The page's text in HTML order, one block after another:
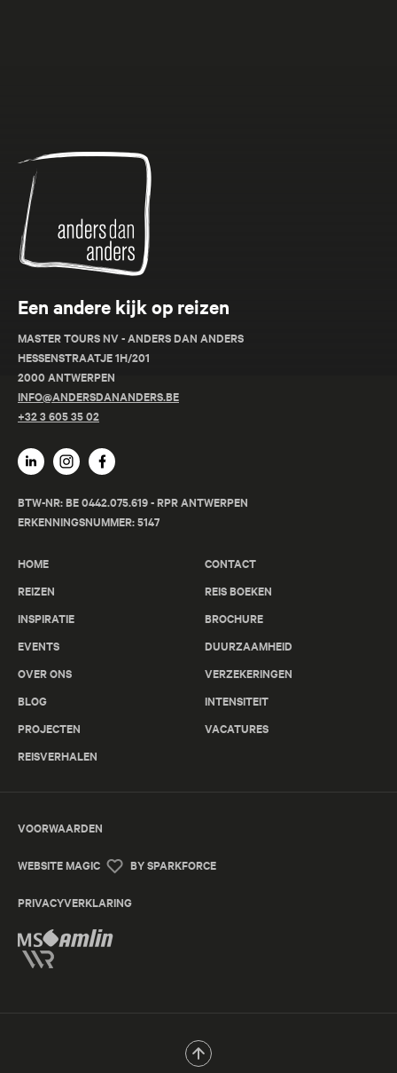
Anders
dan
Anders
Een andere kijk op reizen
MASTER TOURS NV - ANDERS DAN ANDERS
HESSENSTRAATJE 1H/201
2000 ANTWERPEN
INFO@ANDERSDANANDERS.BE
+32 3 605 35 02
BTW-NR: BE 0442.075.619 - RPR ANTWERPEN
ERKENNINGSNUMMER: 5147
HOME
REIZEN
INSPIRATIE
EVENTS
OVER ONS
BLOG
PROJECTEN
REISVERHALEN
CONTACT
REIS BOEKEN
BROCHURE
DUURZAAMHEID
VERZEKERINGEN
INTENSITEIT
VACATURES
VOORWAARDEN
WEBSITE MAGIC BY SPARKFORCE
PRIVACYVERKLARING